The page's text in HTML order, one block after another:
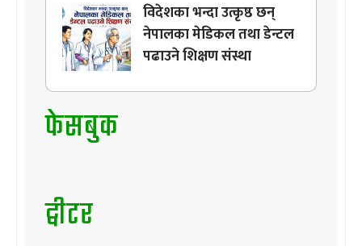
विदेशका भन्दा उत्कृष्ठ छन्
नेपालका मेडिकल तथा डेन्टल
पढाउने शिक्षण संस्था
फेसबुक
ट्वीटर